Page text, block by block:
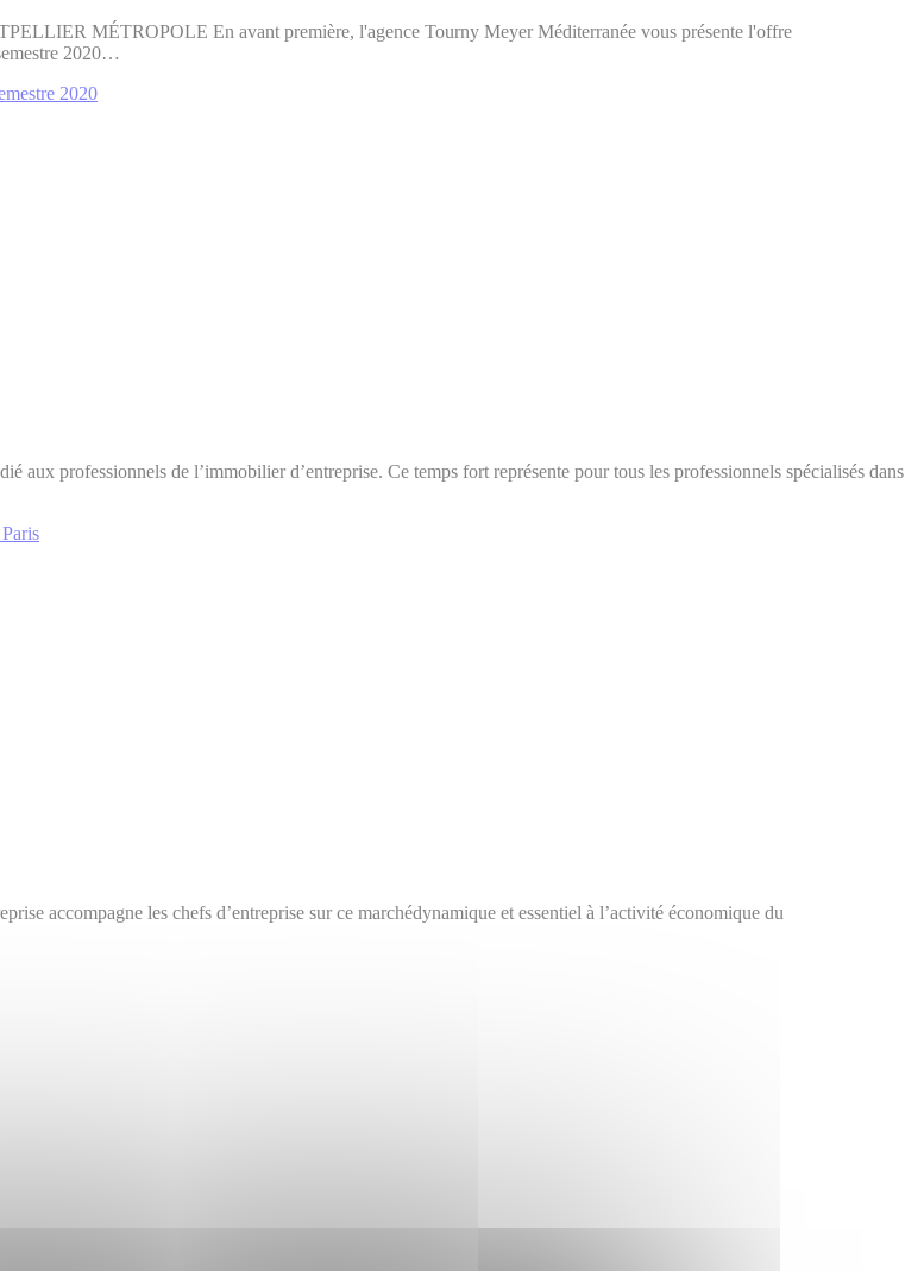
MÉTROPOLE En avant première, l'agence Tourny Meyer Méditerranée vous présente l'offre
2020…
2020
aux professionnels de l’immobilier d’entreprise. Ce temps fort représente pour tous les professionnels spécialisés dans
accompagne les chefs d’entreprise sur ce marchédynamique et essentiel à l’activité économique du